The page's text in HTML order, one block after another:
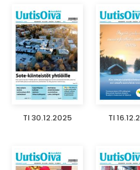
TI 30.12.2025 TI